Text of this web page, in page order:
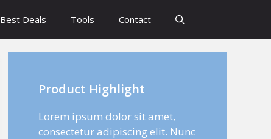
Best Deals Tools Contact
Product Highlight
Lorem ipsum dolor sit amet,
consectetur adipiscing elit. Nunc